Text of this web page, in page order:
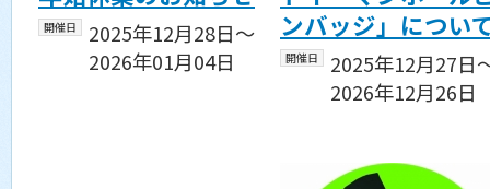
開催日
2025年12月28日〜
2026年01月04日
ンバッジ」につい
開催日
2025年12月27日
2026年12月26日